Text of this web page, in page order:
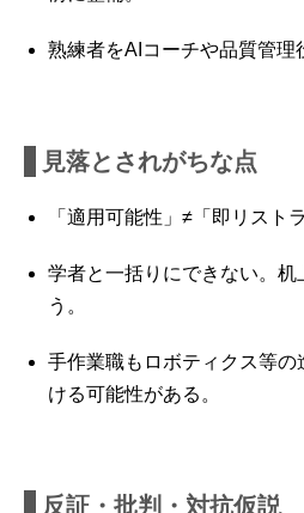
熟練者をAIコーチや品質管理
見落とされがちな点
「適用可能性」≠「即リストラ
学者と一括りにできない。
う。
手作業職もロボティクス等
ける可能性がある。
反証・批判・対抗仮説